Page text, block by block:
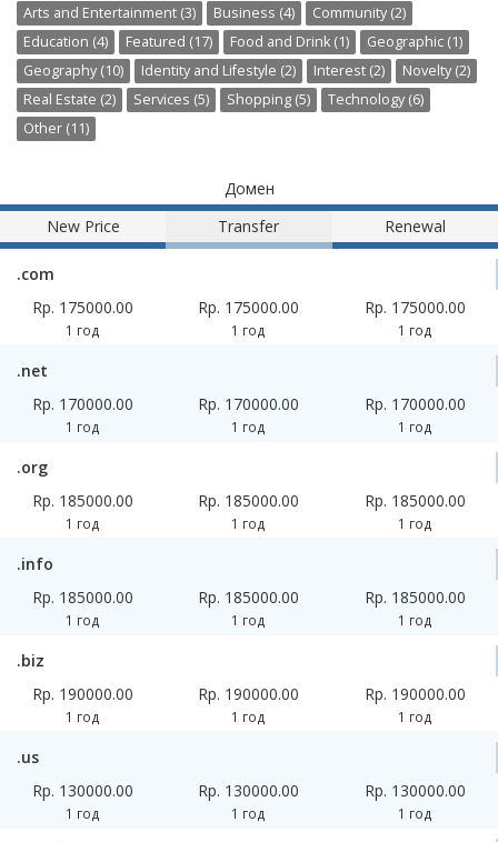
Arts and Entertainment (3)
Business (4)
Community (2)
Education (4)
Featured (17) Food and Drink (1)
Geographic (1)
Geography (10)
Identity and Lifestyle (2) Interest (2)
Novelty (2)
Real Estate (2)
Services (5) Shopping (5)
Technology (6)
Other (11)
Домен
New Price
Transfer Renewal
.com
Rp. 175000.00
1 год
Rp. 175000.00
1 год
Rp. 175000.00
1 год
.net
Rp. 170000.00
1 год
Rp. 170000.00
1 год
Rp. 170000.00
1 год
.org
Rp. 185000.00
1 год
Rp. 185000.00
1 год
Rp. 185000.00
1 год
.info
Rp. 185000.00
1 год
Rp. 185000.00
1 год
Rp. 185000.00
1 год
.biz
Rp. 190000.00
1 год
Rp. 190000.00
1 год
Rp. 190000.00
1 год
.us
Rp. 130000.00
1 год
Rp. 130000.00
1 год
Rp. 130000.00
1 год